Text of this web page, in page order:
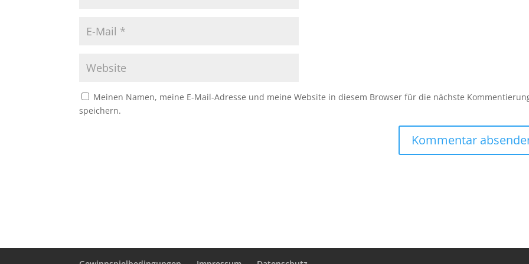
Meinen Namen, meine E-Mail-Adresse und meine Website in diesem Browser für die nächste
speichern.